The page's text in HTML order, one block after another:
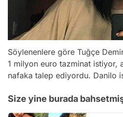
Söylenenlere göre Tuğçe
1 milyon euro tazminat istiyor,
nafaka talep ediyordu. Danilo
Size yine burada